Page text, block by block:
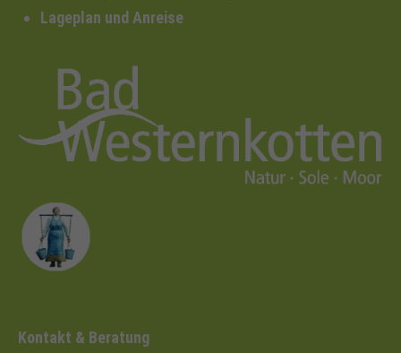
Lageplan und Anreise
Kontakt & Beratung